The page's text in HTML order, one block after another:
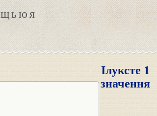
щьюя
Ілуксте 1
значення